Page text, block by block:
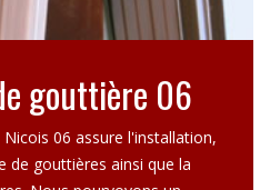
gouttière 06
06 assure l'installation,
de gouttières ainsi que la